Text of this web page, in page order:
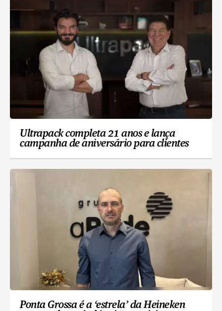
Ultrapack completa 21 anos e lança
campanha de aniversário para clientes
Ponta Grossa é a ‘estrela’ da Heineken